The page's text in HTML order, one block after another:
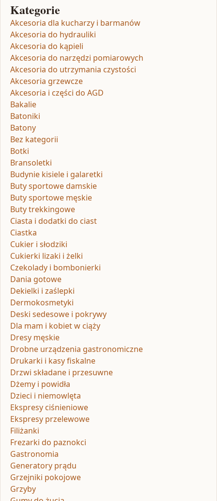
Kategorie
Akcesoria dla kucharzy i barmanów
Akcesoria do hydrauliki
Akcesoria do kąpieli
Akcesoria do narzędzi pomiarowych
Akcesoria do utrzymania czystości
Akcesoria grzewcze
Akcesoria i części do AGD
Bakalie
Batoniki
Batony
Bez kategorii
Botki
Bransoletki
Budynie kisiele i galaretki
Buty sportowe damskie
Buty sportowe męskie
Buty trekkingowe
Ciasta i dodatki do ciast
Ciastka
Cukier i słodziki
Cukierki lizaki i żelki
Czekolady i bombonierki
Dania gotowe
Dekielki i zaślepki
Dermokosmetyki
Deski sedesowe i pokrywy
Dla mam i kobiet w ciąży
Dresy męskie
Drobne urządzenia gastronomiczne
Drukarki i kasy fiskalne
Drzwi składane i przesuwne
Dżemy i powidła
Dzieci i niemowlęta
Ekspresy ciśnieniowe
Ekspresy przelewowe
Filiżanki
Frezarki do paznokci
Gastronomia
Generatory prądu
Grzejniki pokojowe
Grzyby